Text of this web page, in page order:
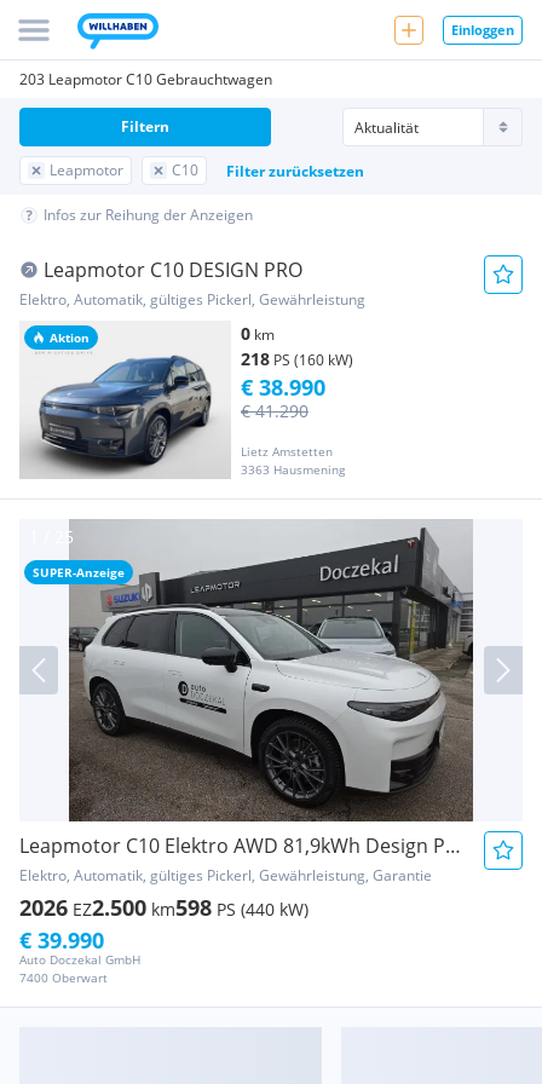
Einloggen
203 Leapmotor C10 Gebrauchtwagen
Leapmotor C10 Filter zurücksetzen
Filtern
Infos zur Reihung der Anzeigen
Aktion
Leapmotor C10 DESIGN PRO
Elektro, Automatik, gültiges Pickerl, Gewährleistung
0 km
218 PS (160 kW)
Lietz Amstetten
3363 Hausmening
€ 41.290
€ 38.990
SUPER-Anzeige
Leapmotor C10 Elektro AWD 81,9kWh Design ProMax *ALLRAD* ...
Elektro, Automatik, gültiges Pickerl, Gewährleistung, Garantie
2026 EZ2.500 km598 PS (440 kW)
Auto Doczekal GmbH
7400 Oberwart
€ 39.990